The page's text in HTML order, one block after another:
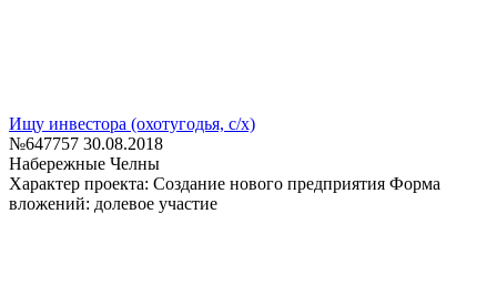
Ищу инвестора (охотугодья, с/х)
№647757 30.08.2018
Набережные Челны
Характер проекта: Создание нового предприятия Форма
вложений: долевое участие